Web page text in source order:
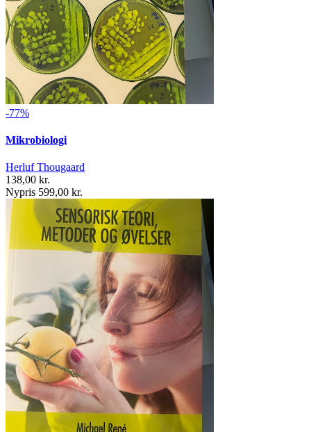
-77%
Mikrobiologi
Herluf Thougaard
138,00 kr.
Nypris 599,00 kr.